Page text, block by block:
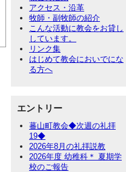
アクセス・沿革
牧師・副牧師の紹介
こんな活動に教会をお貸し
しています。
リンク集
はじめて教会においでにな
る方へ
エントリー
蕃山町教会◆次週の礼拝
19◆
2026年8月の礼拝説教
2026年度 幼稚科＊ 夏期学
校のご報告